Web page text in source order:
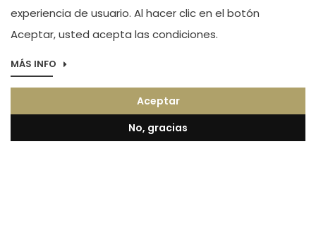
experiencia de usuario. Al hacer clic en el botón
Aceptar, usted acepta las condiciones.
MÁS INFO
Aceptar
No, gracias